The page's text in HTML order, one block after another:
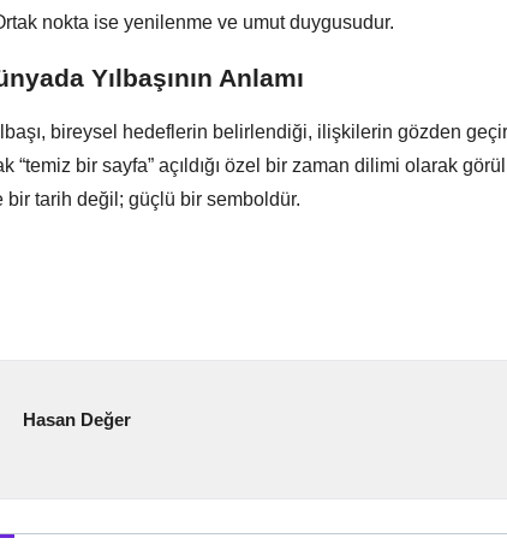
nokta ise yenilenme ve umut duygusudur.
Yılbaşının Anlamı
bireysel hedeflerin belirlendiği, ilişkilerin gözden
“temiz bir sayfa” açıldığı özel bir zaman dilimi olarak
bir tarih değil; güçlü bir semboldür.
Hasan Değer